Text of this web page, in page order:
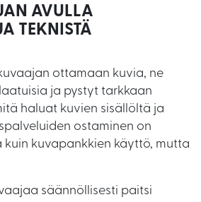
AVULLA
TEKNISTÄ
ottamaan kuvia, ne
ja pystyt tarkkaan
haluat kuvien sisällöltä ja
ostaminen on
kuin kuvapankkien käyttö, mutta
säännöllisesti paitsi